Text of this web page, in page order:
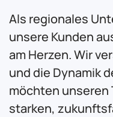
Als regionales
unsere Kunden
am Herzen. Wir
und die Dynamik
möchten unseren
starken,